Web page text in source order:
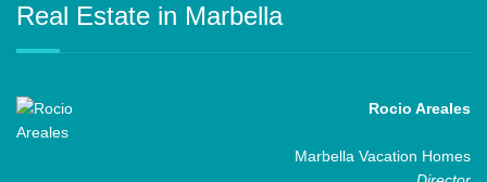
Real Estate in Marbella
Rocio Areales
Marbella Vacation Homes